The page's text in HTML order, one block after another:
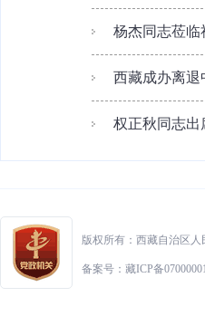
杨杰同志莅临
西藏成办离退
权正秋同志出
版权所有：西藏自治区
备案号：藏ICP备